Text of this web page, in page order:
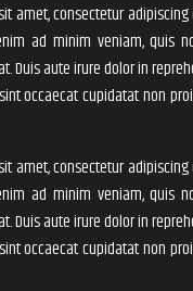
amet, consectetur
ad minim veniam, quis
Duis aute irure dolor in
occaecat cupidatat non
amet, consectetur
ad minim veniam, quis
Duis aute irure dolor in
occaecat cupidatat non